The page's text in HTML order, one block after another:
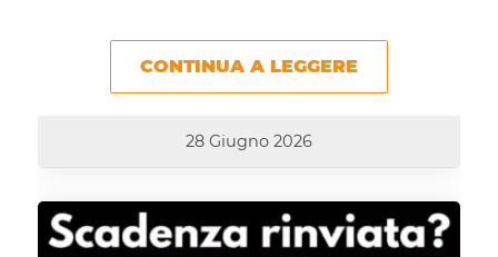
CONTINUA A LEGGERE
28 Giugno 2026